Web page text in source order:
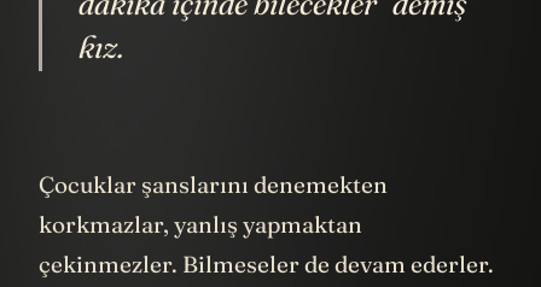
kız.
Çocuklar şanslarını denemekten
korkmazlar, yanlış yapmaktan
çekinmezler. Bilmeseler de devam ederler.